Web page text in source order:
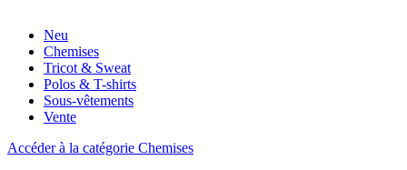
Neu
Chemises
Tricot & Sweat
Polos & T-shirts
Sous-vêtements
Vente
Accéder à la catégorie Chemises